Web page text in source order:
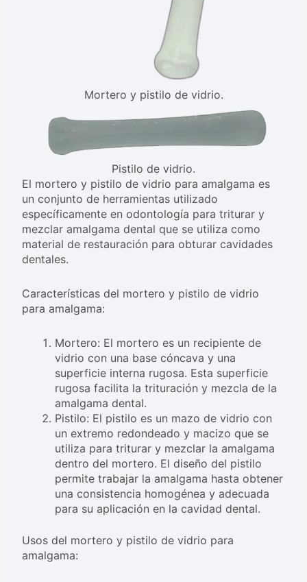
Mortero y pistilo de vidrio.
Pistilo de vidrio.
El mortero y pistilo de vidrio para amalgama es
un conjunto de herramientas utilizado
específicamente en odontología para triturar y
mezclar amalgama dental que se utiliza como
material de restauración para obturar cavidades
dentales.
Características del mortero y pistilo de vidrio
para amalgama:
Mortero: El mortero es un recipiente de
vidrio con una base cóncava y una
superficie interna rugosa. Esta superficie
rugosa facilita la trituración y mezcla de la
amalgama dental.
Pistilo: El pistilo es un mazo de vidrio con
un extremo redondeado y macizo que se
utiliza para triturar y mezclar la amalgama
dentro del mortero. El diseño del pistilo
permite trabajar la amalgama hasta obtener
una consistencia homogénea y adecuada
para su aplicación en la cavidad dental.
Usos del mortero y pistilo de vidrio para
amalgama: